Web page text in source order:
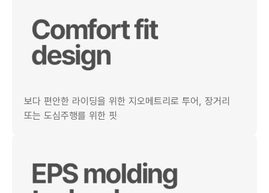
보다 편안한 라이딩을 위한 지오메트리로 투어, 장거리
또는 도심주행를 위한 핏